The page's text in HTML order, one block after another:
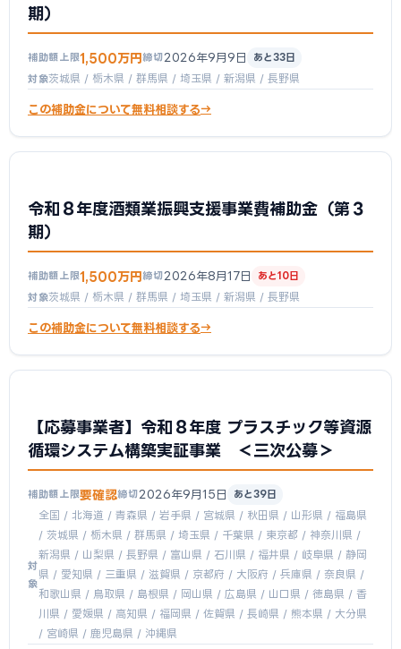
期）
補助額上限1,500万円締切 2026年9月9日
あと33日
対象茨城県 / 栃木県 / 群馬県 / 埼玉県 / 新潟県 / 長野県
この補助金について無料相談する
令和８年度酒類業振興支援事業費補助金（第３
期）
補助額上限1,500万円締切 2026年8月17日
あと10日
対象茨城県 / 栃木県 / 群馬県 / 埼玉県 / 新潟県 / 長野県
この補助金について無料相談する
【応募事業者】令和８年度 プラスチック等資源
循環システム構築実証事業 ＜三次公募＞
補助額上限要確認締切 2026年9月15日 あと39日
対
象
全国 / 北海道 / 青森県 / 岩手県 / 宮城県 / 秋田県 / 山形県 / 福島県
/ 茨城県 / 栃木県 / 群馬県 / 埼玉県 / 千葉県 / 東京都 / 神奈川県 /
新潟県 / 山梨県 / 長野県 / 富山県 / 石川県 / 福井県 / 岐阜県 / 静岡
県 / 愛知県 / 三重県 / 滋賀県 / 京都府 / 大阪府 / 兵庫県 / 奈良県 /
和歌山県 / 鳥取県 / 島根県 / 岡山県 / 広島県 / 山口県 / 徳島県 / 香
川県 / 愛媛県 / 高知県 / 福岡県 / 佐賀県 / 長崎県 / 熊本県 / 大分県
/ 宮崎県 / 鹿児島県 / 沖縄県